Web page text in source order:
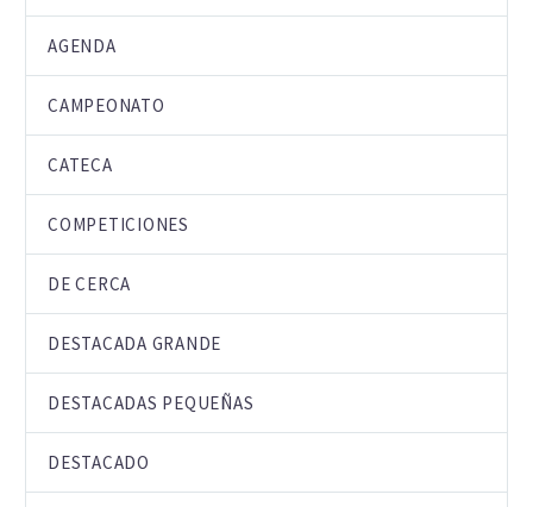
AGENDA
CAMPEONATO
CATECA
COMPETICIONES
DE CERCA
DESTACADA GRANDE
DESTACADAS PEQUEÑAS
DESTACADO